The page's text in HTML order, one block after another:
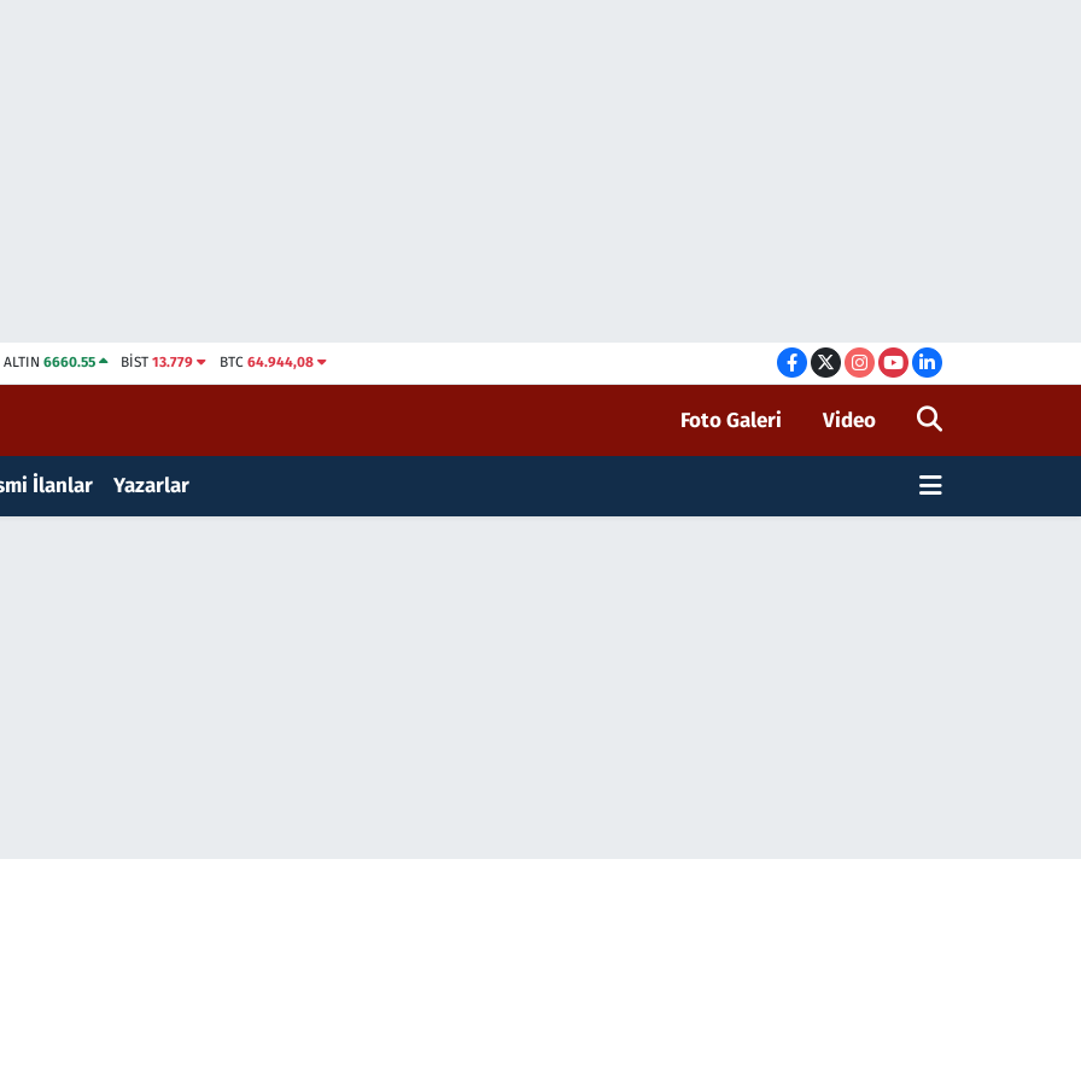
ALTIN 6660.55 BİST13.779 BTC 64.944,08
Foto Galeri Video
İlanlar Yazarlar